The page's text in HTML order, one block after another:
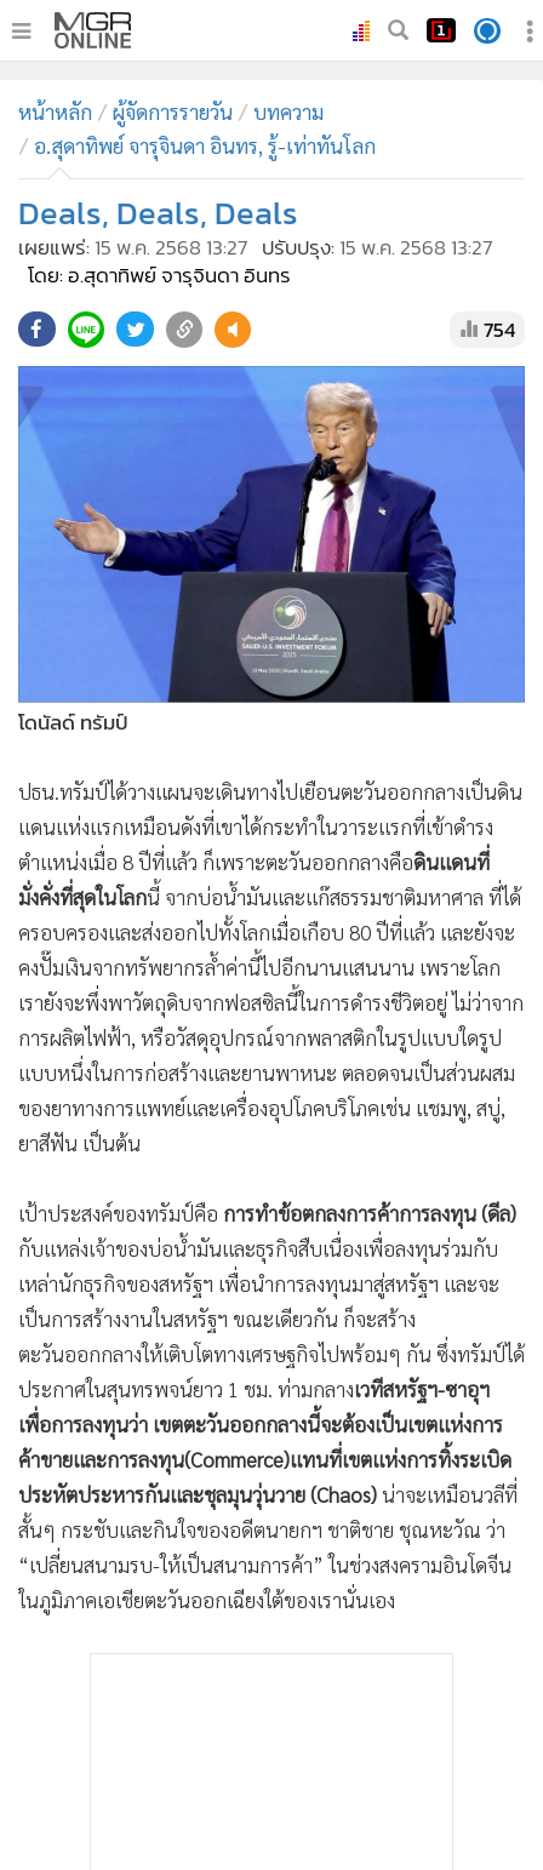
ทันเหตุการณ์
ภาคใต้
• ภูมิภาค
• Online Section
บันเทิง
• ผู้จัดการรายวัน
คอลัมนิสต์
• ละคร
• CbizReview
Cyber BIZ
ผู้จัดกวน
Good health & Well-being
Green Innovation & SD
Management & HR
• การเมือง
• กีฬา
• ต่างประเทศ
•
Special Scoop
เศรษฐกิจ-ธุรกิจ
จีน
• ชุมชน-คุณภาพชีวิต
• อาชญากรรม
• Motoring
• เกม
• วิทยาศาสตร์
• หุ้น
• อินโดจีน
• กองทุนรวม
• Celeb Online
• Factcheck
ญี่ปุ่น
•
Gotomanager
หน้าหลัก ผู้จัดการรายวัน
บทความ
อ.สุดาทิพย์ จารุจินดา อินทร, รู้-เท่าทันโลก
Deals, Deals, Deals
เผยแพร่: 15 พ.ค. 2568 13:27 ปรับปรุง: 15 พ.ค. 2568 13:27
โดย: อ.สุดาทิพย์ จารุจินดา อินทร
754
โดนัลด์ ทรัมป์
ปธน.ทรัมป์ได้วางแผนจะเดินทางไปเยือนตะวันออกกลางเป็นดิน
แดนแห่งแรกเหมือนดังที่เขาได้กระทำในวาระแรกที่เข้าดำรง
ตำแหน่งเมื่อ 8 ปีที่แล้ว ก็เพราะตะวันออกกลางคือดินแดนที่
มั่งคั่งที่สุดในโลกนี้ จากบ่อน้ำมันและแก๊สธรรมชาติมหาศาล ที่ได้
ครอบครองและส่งออกไปทั้งโลกเมื่อเกือบ 80 ปีที่แล้ว และยังจะ
คงปั๊มเงินจากทรัพยากรล้ำค่านี้ไปอีกนานแสนนาน เพราะโลก
เรายังจะพึ่งพาวัตถุดิบจากฟอสซิลนี้ในการดำรงชีวิตอยู่ ไม่ว่าจาก
การผลิตไฟฟ้า, หรือวัสดุอุปกรณ์จากพลาสติกในรูปแบบใดรูป
แบบหนึ่งในการก่อสร้างและยานพาหนะ ตลอดจนเป็นส่วนผสม
ของยาทางการแพทย์และเครื่องอุปโภคบริโภคเช่น แชมพู, สบู่,
ยาสีฟัน เป็นต้น
เป้าประสงค์ของทรัมป์คือ การทำข้อตกลงการค้าการลงทุน (ดีล)
กับแหล่งเจ้าของบ่อน้ำมันและธุรกิจสืบเนื่องเพื่อลงทุนร่วมกับ
เหล่านักธุรกิจของสหรัฐฯ เพื่อนำการลงทุนมาสู่สหรัฐฯ และจะ
เป็นการสร้างงานในสหรัฐฯ ขณะเดียวกัน ก็จะสร้าง
ตะวันออกกลางให้เติบโตทางเศรษฐกิจไปพร้อมๆ กัน ซึ่งทรัมป์ได้
ประกาศในสุนทรพจน์ยาว 1 ชม. ท่ามกลางเวทีสหรัฐฯ-ซาอุฯ
เพื่อการลงทุนว่า เขตตะวันออกกลางนี้จะต้องเป็นเขตแห่งการ
ค้าขายและการลงทุน(Commerce)แทนที่เขตแห่งการทิ้งระเบิด
ประหัตประหารกันและชุลมุนวุ่นวาย (Chaos)น่าจะเหมือนวลีที่
สั้นๆ กระชับและกินใจของอดีตนายกฯ ชาติชาย ชุณหะวัณ ว่า
“เปลี่ยนสนามรบ-ให้เป็นสนามการค้า” ในช่วงสงครามอินโดจีน
ในภูมิภาคเอเชียตะวันออกเฉียงใต้ของเรานั่นเอง